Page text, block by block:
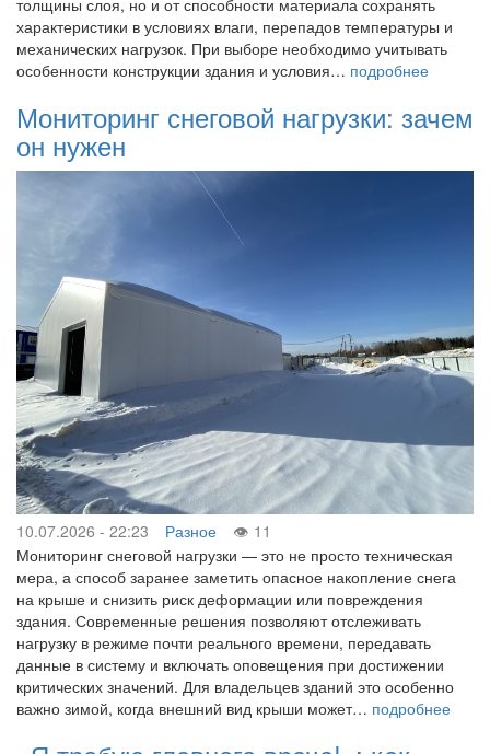
толщины слоя, но и от способности материала сохранять
характеристики в условиях влаги, перепадов температуры и
механических нагрузок. При выборе необходимо учитывать
особенности конструкции здания и условия… подробнее
Мониторинг снеговой нагрузки: зачем
он нужен
10.07.2026 - 22:23 Разное
11
Мониторинг снеговой нагрузки — это не просто техническая
мера, а способ заранее заметить опасное накопление снега
на крыше и снизить риск деформации или повреждения
здания. Современные решения позволяют отслеживать
нагрузку в режиме почти реального времени, передавать
данные в систему и включать оповещения при достижении
критических значений. Для владельцев зданий это особенно
важно зимой, когда внешний вид крыши может… подробнее